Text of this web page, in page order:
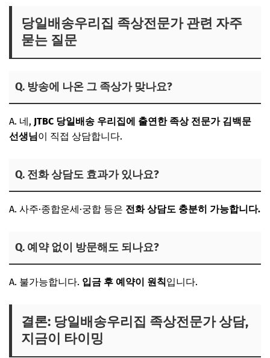
당일배송우리집 족상전문가 관련 자주
묻는 질문
Q. 방송에 나온 그 족상가 맞나요?
A. 네, JTBC 당일배송 우리집에 출연한 족상 전문가 김백문
선생님이 직접 상담합니다.
Q. 전화 상담도 효과가 있나요?
A. 사주·종합운세·궁합 등은 전화 상담도 충분히 가능합니다.
Q. 예약 없이 방문해도 되나요?
A. 불가능합니다. 입금 후 예약이 원칙입니다.
결론: 당일배송우리집 족상전문가 상담,
지금이 타이밍